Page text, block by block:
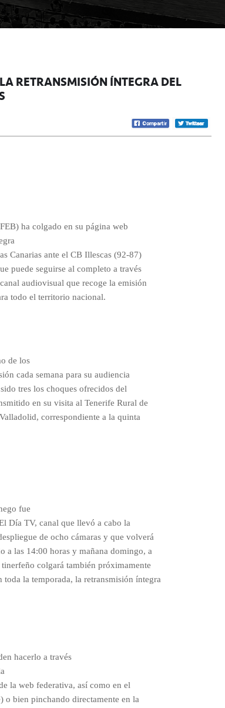
RETRANSMISIÓN ÍNTEGRA DEL
ha colgado en su página web
Canarias ante el CB Illescas (92-87)
puede seguirse al completo a través
audiovisual que recoge la emisión
todo el territorio nacional.
de los
cada semana para su audiencia
tres los choques ofrecidos del
en su visita al Tenerife Rural de
correspondiente a la quinta
fue
Día TV, canal que llevó a cabo la
de ocho cámaras y que volverá
a las 14:00 horas y mañana domingo, a
colgará también próximamente
la temporada, la retransmisión íntegra
hacerlo a través
la web federativa, así como en el
o bien pinchando directamente en la